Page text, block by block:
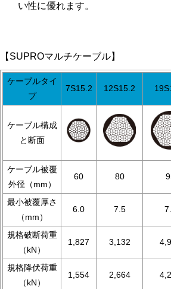
い性に優れます。
【SUPROマルチケーブル】
ケーブルタイ
プ
7S15.2 12S15.2
ケーブル構成
と断面
ケーブル被覆
外径（mm）
60 80
最小被覆厚さ
（mm）
6.0 7.5
規格破断荷重
（kN）
1,827 3,132
規格降伏荷重
（kN）
1,554 2,664